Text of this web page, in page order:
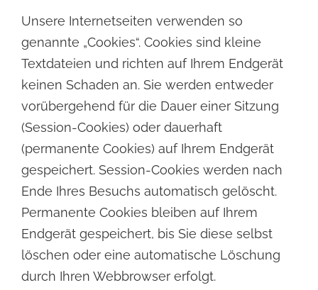
Unsere Internetseiten verwenden so
genannte „Cookies“. Cookies sind kleine
Textdateien und richten auf Ihrem Endgerät
keinen Schaden an. Sie werden entweder
vorübergehend für die Dauer einer Sitzung
(Session-Cookies) oder dauerhaft
(permanente Cookies) auf Ihrem Endgerät
gespeichert. Session-Cookies werden nach
Ende Ihres Besuchs automatisch gelöscht.
Permanente Cookies bleiben auf Ihrem
Endgerät gespeichert, bis Sie diese selbst
löschen oder eine automatische Löschung
durch Ihren Webbrowser erfolgt.